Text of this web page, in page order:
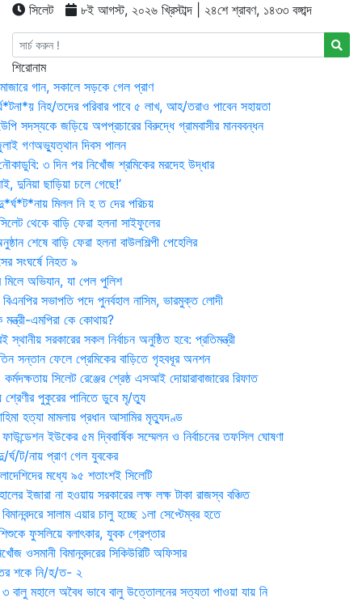
সিলেট ৮ই আগস্ট, ২০২৬ খ্রিস্টাব্দ | ২৪শে শ্রাবণ, ১৪৩৩ বঙ্গাব্দ
শিরোনাম
গান, সকালে সড়কে গেল প্রাণ
নিহ/তদের পরিবার পাবে ৫ লাখ, আহ/তরাও পাবেন সহায়তা
সদস্যকে জড়িয়ে অপপ্রচারের বিরুদ্ধে গ্রামবাসীর মানববন্ধন
গণঅভ্যুত্থান দিবস পালন
৩ দিন পর নিখোঁজ শ্রমিকের মরদেহ উদ্ধার
দুনিয়া ছাড়িয়া চলে গেছে!’
মিলল নি হ ত দের পরিচয়
থেকে বাড়ি ফেরা হলনা সাইফুলের
শেষে বাড়ি ফেরা হলনা বাউলশিল্পী পেহেলির
সংঘর্ষে নিহত ৯
মিলে অভিযান, যা পেল পুলিশ
সভাপতি পদে পুনর্বহাল নাসিম, ভারমুক্ত লোদী
মন্ত্রী-এমপিরা কে কোথায়?
সরকারের সকল নির্বাচন অনুষ্ঠিত হবে: প্রতিমন্ত্রী
সন্তান ফেলে প্রেমিকের বাড়িতে গৃহবধূর অনশন
সিলেট রেঞ্জের শ্রেষ্ঠ এসআই দোয়ারাবাজারের রিফাত
শ্রেণীর পুকুরের পানিতে ডুবে মৃ/ত্যু
হত্যা মামলায় প্রধান আসামির মৃত্যুদণ্ড
ইউকের ৫ম দ্বিবার্ষিক সম্মেলন ও নির্বাচনের তফসিল ঘোষণা
ট/নায় প্রাণ গেল যুবকের
মধ্যে ৯৫ শতাংশই সিলেটি
ইজারা না হওয়ায় সরকারের লক্ষ লক্ষ টাকা রাজস্ব বঞ্চিত
সালাম এয়ার চালু হচ্ছে ১লা সেপ্টেম্বর হতে
ফুসলিয়ে বলাৎকার, যুবক গ্রেপ্তার
ওসমানী বিমানবন্দরের সিকিউরিটি অফিসার
শকে নি/হ/ত- ২
বালু মহালে অবৈধ ভাবে বালু উত্তোলনের সত্যতা পাওয়া যায় নি